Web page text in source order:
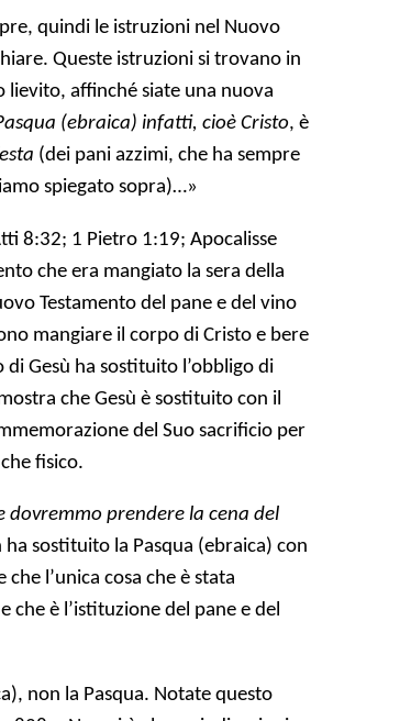
quindi le istruzioni nel Nuovo
Queste istruzioni si trovano in
lievito, affinché siate una nuova
(ebraica) infatti, cioè Cristo, è
(dei pani azzimi, che ha sempre
spiegato sopra)…»
8:32; 1 Pietro 1:19; Apocalisse
che era mangiato la sera della
Testamento del pane e del vino
mangiare il corpo di Cristo e bere
Gesù ha sostituito l’obbligo di
che Gesù è sostituito con il
del Suo sacrificio per
fisico.
dovremmo prendere la cena del
sostituito la Pasqua (ebraica) con
l’unica cosa che è stata
che è l’istituzione del pane e del
non la Pasqua. Notate questo